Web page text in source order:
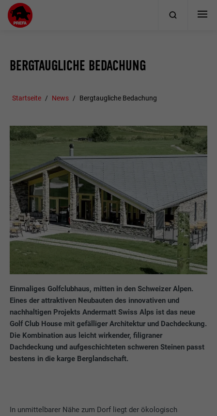
BERGTAUGLICHE BEDACHUNG
Startseite News Bergtaugliche Bedachung
Einmaliges Golfclubhaus, mitten in den Schweizer Alpen.
Eines der attraktiven Neubauten des innovativen und
nachhaltigen Projekts Andermatt Swiss Alps ist das neue
Golf Club House mit gefälliger Architektur und Dachdeckung.
Die Kombination aus leicht wirkender, filigraner
Dachdeckung und aufgeschichteten schweren Steinen passt
bestens in die karge Berglandschaft.
In unmittelbarer Nähe zum Dorf liegt der ökologisch